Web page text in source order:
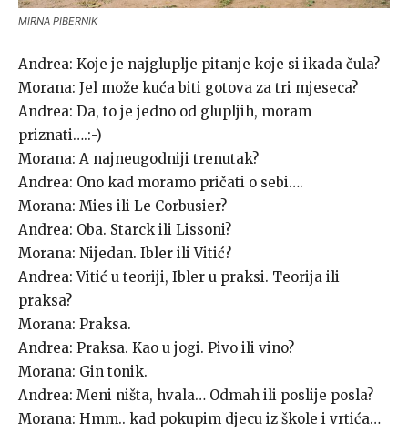
MIRNA PIBERNIK
Andrea: Koje je najgluplje pitanje koje si ikada čula?
Morana: Jel može kuća biti gotova za tri mjeseca?
Andrea: Da, to je jedno od glupljih, moram
priznati….:-)
Morana: A najneugodniji trenutak?
Andrea: Ono kad moramo pričati o sebi….
Morana: Mies ili Le Corbusier?
Andrea: Oba. Starck ili Lissoni?
Morana: Nijedan. Ibler ili Vitić?
Andrea: Vitić u teoriji, Ibler u praksi. Teorija ili
praksa?
Morana: Praksa.
Andrea: Praksa. Kao u jogi. Pivo ili vino?
Morana: Gin tonik.
Andrea: Meni ništa, hvala… Odmah ili poslije posla?
Morana: Hmm.. kad pokupim djecu iz škole i vrtića…